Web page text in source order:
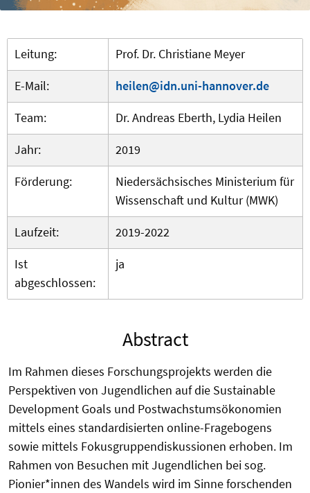
Leitung:
Prof. Dr. Christiane Meyer
E-Mail:
heilen@idn.uni-hannover.de
Team:
Dr. Andreas Eberth, Lydia Heilen
Jahr:
2019
Förderung:
Niedersächsisches Ministerium für
Wissenschaft und Kultur (MWK)
Laufzeit:
2019-2022
Ist
abgeschlossen:
ja
Abstract
Im Rahmen dieses Forschungsprojekts werden die
Perspektiven von Jugendlichen auf die Sustainable
Development Goals und Postwachstumsökonomien
mittels eines standardisierten online-Fragebogens
sowie mittels Fokusgruppendiskussionen erhoben. Im
Rahmen von Besuchen mit Jugendlichen bei sog.
Pionier*innen des Wandels wird im Sinne forschenden